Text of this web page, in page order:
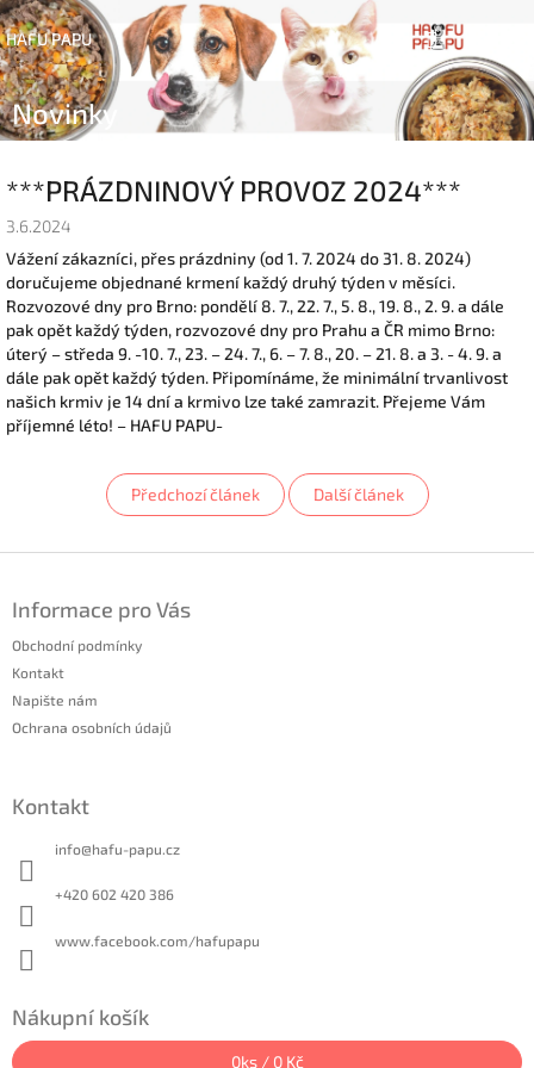
Přejít
na
obsah
HAFU PAPU Hledat
Novinky
***PRÁZDNINOVÝ PROVOZ 2024***
3.6.2024
Vážení zákazníci, přes prázdniny (od 1. 7. 2024 do 31. 8. 2024)
doručujeme objednané krmení každý druhý týden v měsíci.
Rozvozové dny pro Brno: pondělí 8. 7., 22. 7., 5. 8., 19. 8., 2. 9. a dále
pak opět každý týden, rozvozové dny pro Prahu a ČR mimo Brno:
úterý – středa 9. -10. 7., 23. – 24. 7., 6. – 7. 8., 20. – 21. 8. a 3. - 4. 9. a
dále pak opět každý týden. Připomínáme, že minimální trvanlivost
našich krmiv je 14 dní a krmivo lze také zamrazit. Přejeme Vám
příjemné léto! – HAFU PAPU-
Předchozí článek Další článek
Informace pro Vás
Obchodní podmínky
Kontakt
Napište nám
Ochrana osobních údajů
Kontakt
info@hafu-papu.cz
+420 602 420 386
www.facebook.com/hafupapu
Nákupní košík
0ks / 0 Kč